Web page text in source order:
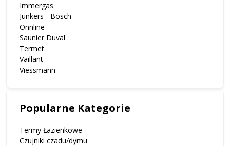
Immergas
Junkers - Bosch
Onnline
Saunier Duval
Termet
Vaillant
Viessmann
Popularne Kategorie
Termy Łazienkowe
Czujniki czadu/dymu